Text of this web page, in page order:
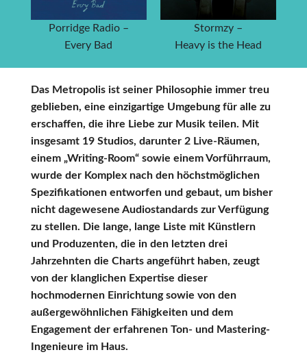
Porridge Radio –
Every Bad
Stormzy –
Heavy is the Head
Das Metropolis ist seiner Philosophie immer treu
geblieben, eine einzigartige Umgebung für alle zu
erschaffen, die ihre Liebe zur Musik teilen. Mit
insgesamt 19 Studios, darunter 2 Live-Räumen,
einem „Writing-Room“ sowie einem Vorführraum,
wurde der Komplex nach den höchstmöglichen
Spezifikationen entworfen und gebaut, um bisher
nicht dagewesene Audiostandards zur Verfügung
zu stellen. Die lange, lange Liste mit Künstlern
und Produzenten, die in den letzten drei
Jahrzehnten die Charts angeführt haben, zeugt
von der klanglichen Expertise dieser
hochmodernen Einrichtung sowie von den
außergewöhnlichen Fähigkeiten und dem
Engagement der erfahrenen Ton- und Mastering-
Ingenieure im Haus.